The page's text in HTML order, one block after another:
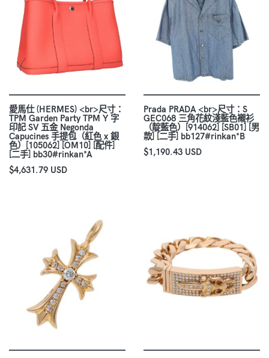
愛馬仕 (HERMES) <br>尺寸：
TPM Garden Party TPM Y 字
印記 SV 五金 Negonda
Capucines 手提包（紅色 x 銀
色）[105062] [OM10] [配件]
[二手] bb30#rinkan*A
$4,631.79 USD
Prada PRADA <br>尺寸：S
GEC068 三角花紋淺藍色襯衫
（靛藍色）[914062] [SB01] [男
款] [二手] bb127#rinkan*B
$1,190.43 USD